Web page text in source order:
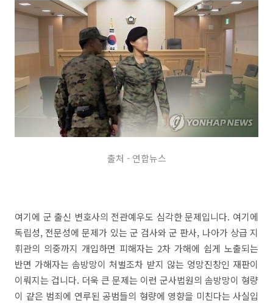
출처 - 연합뉴스
여기에 군 출신 변호사의 전관예우도 심각한 문제입니다. 여기에
독립성, 전문성에 문제가 있는 군 검사와 군 판사, 나아가 상급 지
휘관의 의중까지 개입하면 피해자는 2차 가해에 쉽게 노출되는
반면 가해자는 솜방망이 처벌조차 받지 않는 엉망진창인 재판이
이뤄지는 겁니다. 더욱 큰 문제는 이런 군사법원의 솜방망이 형량
이 같은 범죄에 연루된 공범들의 형량에 영향을 미친다는 사실입